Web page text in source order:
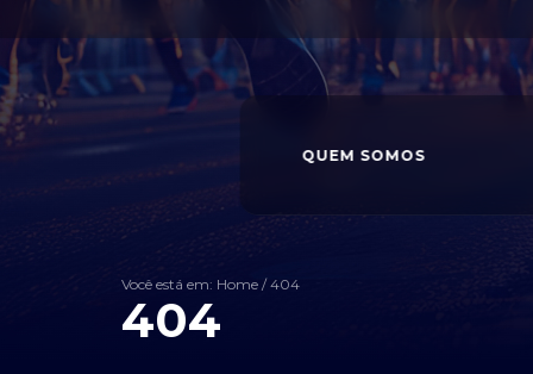
QUEM SOMOS
Você está em: Home / 404
404